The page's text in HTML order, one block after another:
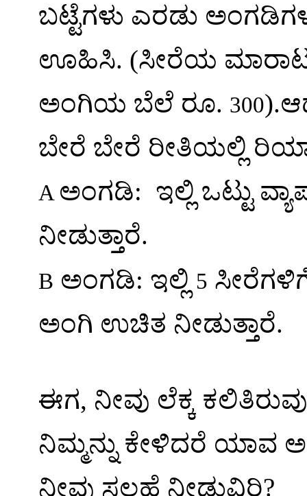
ಬಟ್ಟೆಗಳು ಎರಡು
ಊಹಿಸಿ. (ಸೀರೆಯ
ಅಂಗಿಯ ಬೆಲೆ ರೂ. 300).
ಬೇರೆ ಬೇರೆ ರೀತಿಯಲ್ಲಿ
A ಅಂಗಡಿ: ಇಲ್ಲಿ ಒಟ್ಟು
ನೀಡುತ್ತಾರೆ.
B ಅಂಗಡಿ: ಇಲ್ಲಿ 5
ಅಂಗಿ ಉಚಿತ ನೀಡುತ್ತಾರೆ.
ಈಗ, ನೀವು ಲೆಕ್ಕ
ನಿಮ್ಮನ್ನು ಕೇಳಿದರೆ ಯಾವ
ನೀವು ಸಲಹೆ ನೀಡುವಿರಿ?